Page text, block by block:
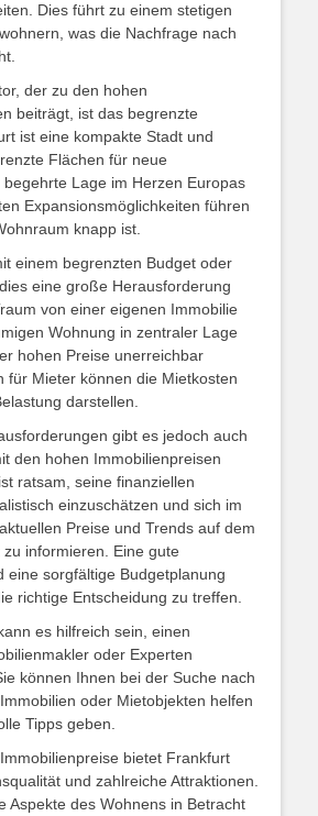
Dies führt zu einem stetigen
was die Nachfrage nach
der zu den hohen
beiträgt, ist das begrenzte
ist eine kompakte Stadt und
Flächen für neue
begehrte Lage im Herzen Europas
Expansionsmöglichkeiten führen
knapp ist.
einem begrenzten Budget oder
eine große Herausforderung
von einer eigenen Immobilie
Wohnung in zentraler Lage
hohen Preise unerreichbar
für Mieter können die Mietkosten
darstellen.
gibt es jedoch auch
den hohen Immobilienpreisen
ratsam, seine finanziellen
einzuschätzen und sich im
Preise und Trends auf dem
informieren. Eine gute
eine sorgfältige Budgetplanung
richtige Entscheidung zu treffen.
es hilfreich sein, einen
oder Experten
können Ihnen bei der Suche nach
oder Mietobjekten helfen
Tipps geben.
bietet Frankfurt
und zahlreiche Attraktionen.
Aspekte des Wohnens in Betracht